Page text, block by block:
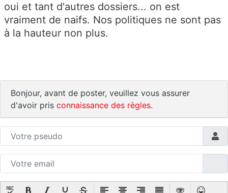
oui et tant d'autres dossiers... on est
vraiment de naifs. Nos politiques ne sont pas
à la hauteur non plus.
Bonjour, avant de poster, veuillez vous assurer
d'avoir pris connaissance des règles.